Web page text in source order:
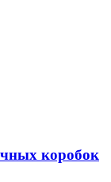
коробок